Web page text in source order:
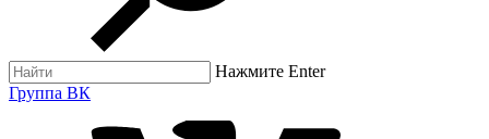
Нажмите Enter
Группа ВК